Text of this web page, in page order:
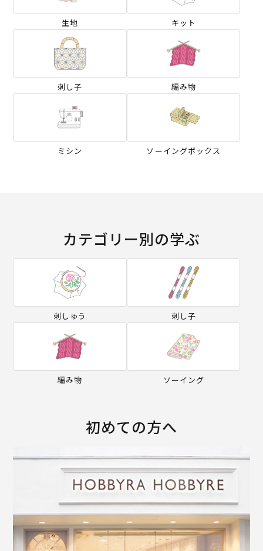
生地 キット
刺し子 編み物
ミシン ソーイングボックス
カテゴリー別の学ぶ
刺しゅう 刺し子
編み物 ソーイング
初めての方へ